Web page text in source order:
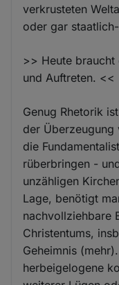
verkrusteten
oder gar
>> Heute braucht
und Auftreten. <<
Genug Rhetorik
der Überzeugung
die
rüberbringen -
unzähligen
Lage, benötigt
nachvollziehbare
Christentums,
Geheimnis
herbeigelogene